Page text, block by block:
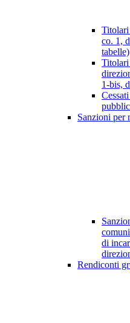
co. 1,
tabelle)
1-bis,
Sanzioni per
di
Rendiconti